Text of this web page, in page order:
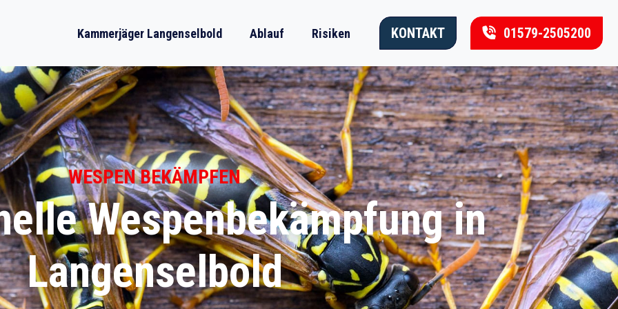
Kammerjäger Langenselbold Ablauf Risiken KONTAKT 01579-2505200
WESPEN BEKÄMPFEN
Wespenbekämpfung in
Langenselbold